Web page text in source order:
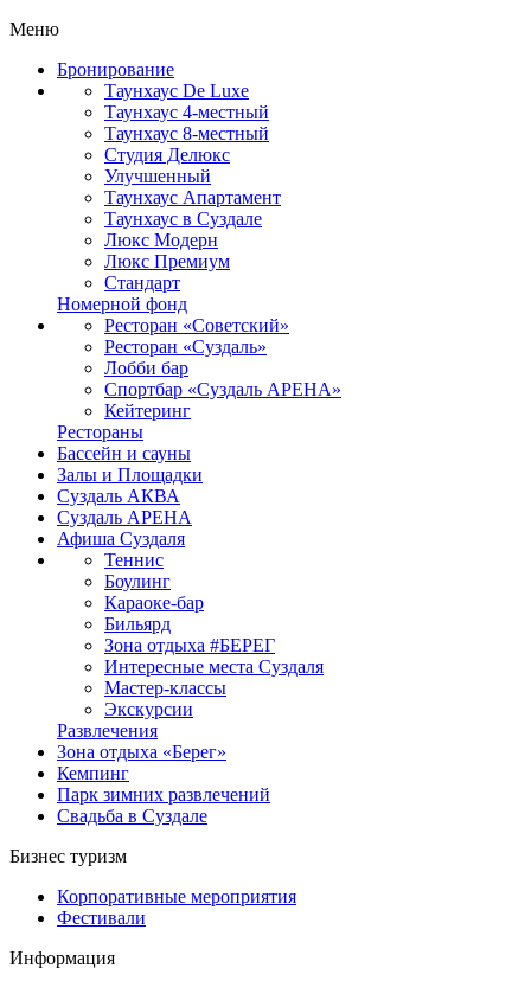
Меню
Бронирование
Таунхаус De Luxe
Таунхаус 4-местный
Таунхаус 8-местный
Студия Делюкс
Улучшенный
Таунхаус Апартамент
Таунхаус в Суздале
Люкс Модерн
Люкс Премиум
Стандарт
Номерной фонд
Ресторан «Советский»
Ресторан «Суздаль»
Лобби бар
Спортбар «Суздаль АРЕНА»
Кейтеринг
Рестораны
Бассейн и сауны
Залы и Площадки
Суздаль АКВА
Суздаль АРЕНА
Афиша Суздаля
Теннис
Боулинг
Караоке-бар
Бильярд
Зона отдыха #БЕРЕГ
Интересные места Суздаля
Мастер-классы
Экскурсии
Развлечения
Зона отдыха «Берег»
Кемпинг
Парк зимних развлечений
Свадьба в Суздале
Бизнес туризм
Корпоративные мероприятия
Фестивали
Информация